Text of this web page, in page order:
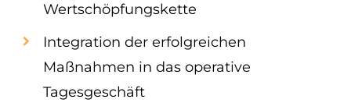
Wertschöpfungskette
Integration der erfolgreichen
Maßnahmen in das operative
Tagesgeschäft